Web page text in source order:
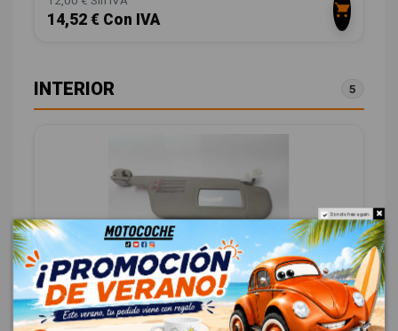
14,52 € Con IVA
INTERIOR 5
PARASOL DERECHO 8200294229
RENAULT CLIO III AUTHENTIQUE
Do not show again.